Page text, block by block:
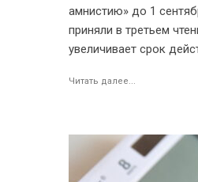
амнистию» до 1
приняли в третьем
увеличивает срок
Читать далее...